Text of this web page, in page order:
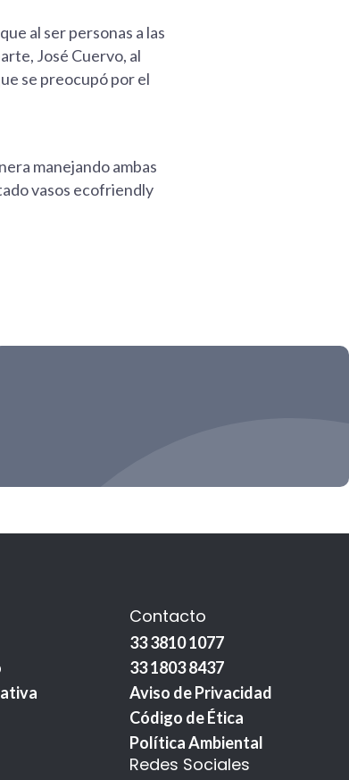
al ser personas a las
José Cuervo, al
se preocupó por el
manejando ambas
vasos ecofriendly
Contacto
33 3810 1077
33 1803 8437
Aviso de Privacidad
Código de Ética
Política Ambiental
Redes Sociales